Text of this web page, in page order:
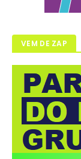
VEM DE ZAP